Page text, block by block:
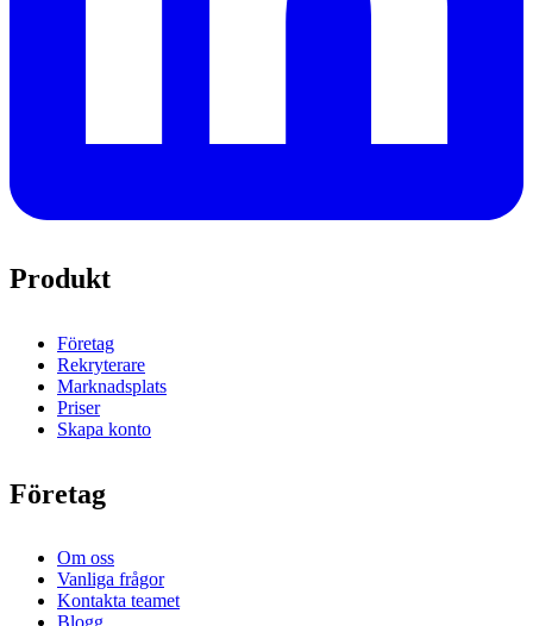
Produkt
Företag
Rekryterare
Marknadsplats
Priser
Skapa konto
Företag
Om oss
Vanliga frågor
Kontakta teamet